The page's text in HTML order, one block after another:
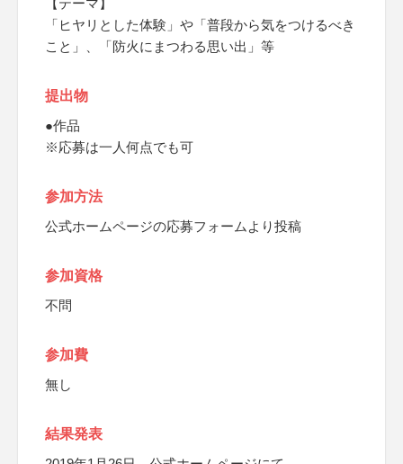
【テーマ】
「ヒヤリとした体験」や「普段から気をつけるべき
こと」、「防火にまつわる思い出」等
提出物
●作品
※応募は一人何点でも可
参加方法
公式ホームページの応募フォームより投稿
参加資格
不問
参加費
無し
結果発表